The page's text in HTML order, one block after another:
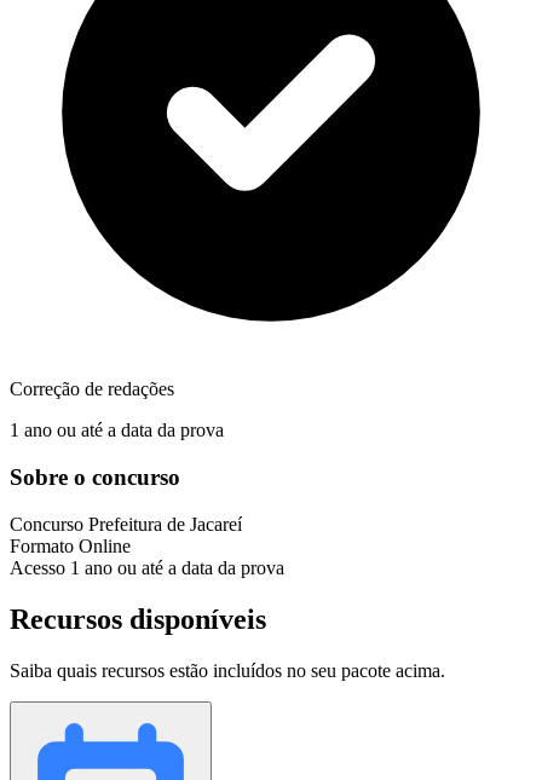
Correção de redações
1 ano ou até a data da prova
Sobre o concurso
Concurso Prefeitura de Jacareí
Formato Online
Acesso 1 ano ou até a data da prova
Recursos disponíveis
Saiba quais recursos estão incluídos no seu pacote acima.